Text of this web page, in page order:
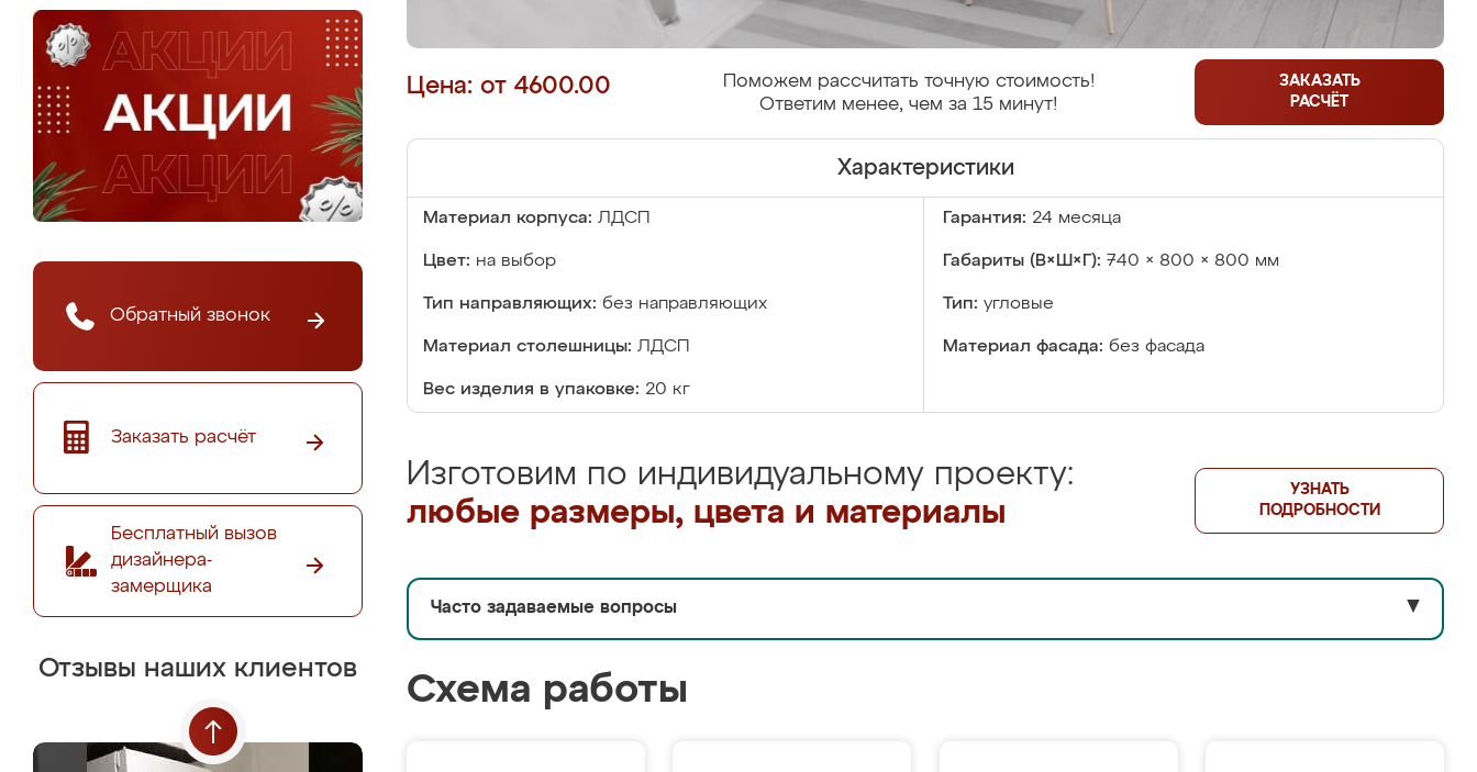
Обратный звонок
Заказать расчёт
Бесплатный вызов
дизайнера-
замерщика
Отзывы наших клиентов
Цена: от 4600.00
Поможем рассчитать точную стоимость!
Ответим менее, чем за 15 минут!
ЗАКАЗАТЬ
РАСЧЁТ
Характеристики
Материал корпуса: ЛДСП Гарантия: 24 месяца
Цвет: на выбор Габариты (В×Ш×Г): 740 × 800 × 800 мм
Тип направляющих: без направляющих Тип: угловые
Материал столешницы: ЛДСП Материал фасада: без фасада
Вес изделия в упаковке: 20 кг
Изготовим по индивидуальному проекту:
любые размеры, цвета и материалы
УЗНАТЬ
ПОДРОБНОСТИ
Часто задаваемые вопросы ▼
Схема работы